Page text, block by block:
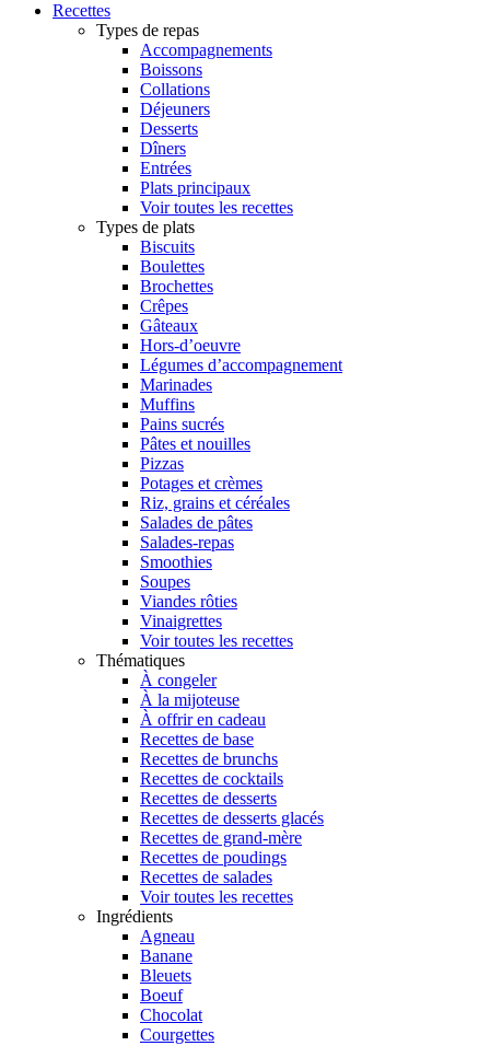
Recettes
Types de repas
Accompagnements
Boissons
Collations
Déjeuners
Desserts
Dîners
Entrées
Plats principaux
Voir toutes les recettes
Types de plats
Biscuits
Boulettes
Brochettes
Crêpes
Gâteaux
Hors-d’oeuvre
Légumes d’accompagnement
Marinades
Muffins
Pains sucrés
Pâtes et nouilles
Pizzas
Potages et crèmes
Riz, grains et céréales
Salades de pâtes
Salades-repas
Smoothies
Soupes
Viandes rôties
Vinaigrettes
Voir toutes les recettes
Thématiques
À congeler
À la mijoteuse
À offrir en cadeau
Recettes de base
Recettes de brunchs
Recettes de cocktails
Recettes de desserts
Recettes de desserts glacés
Recettes de grand-mère
Recettes de poudings
Recettes de salades
Voir toutes les recettes
Ingrédients
Agneau
Banane
Bleuets
Boeuf
Chocolat
Courgettes